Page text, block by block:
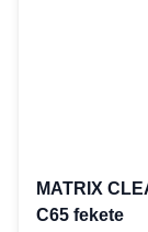
MATRIX
C65 fekete